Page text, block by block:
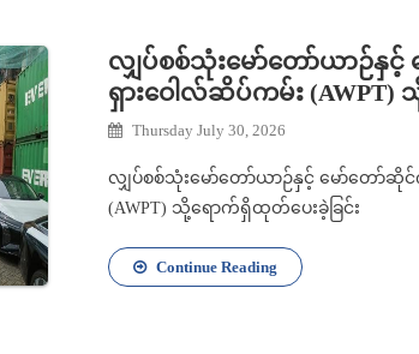
လျှပ်စစ်သုံးမော်တော်ယာဉ်နှင့်
ရှားဝေါလ်ဆိပ်ကမ်း
Thursday July 30, 2026
လျှပ်စစ်သုံးမော်တော်ယာဉ်နှင့် မော်တော်ဆို
(AWPT) သို့ရောက်ရှိထုတ်ပေးခဲ့ခြင်း
Continue Reading